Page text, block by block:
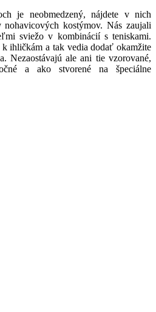
je neobmedzený, nájdete v nich
nohavicových kostýmov. Nás zaujali
sviežo v kombinácií s teniskami.
k ihličkám a tak vedia dodať okamžite
Nezaostávajú ale ani tie vzorované,
a ako stvorené na špeciálne